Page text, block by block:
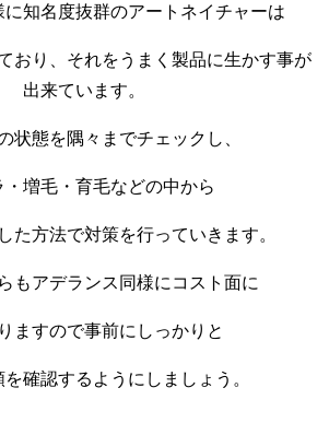
に知名度抜群のアートネイチャーは
おり、それをうまく製品に生かす事が
出来ています。
状態を隅々までチェックし、
・増毛・育毛などの中から
た方法で対策を行っていきます。
もアデランス同様にコスト面に
ますので事前にしっかりと
確認するようにしましょう。